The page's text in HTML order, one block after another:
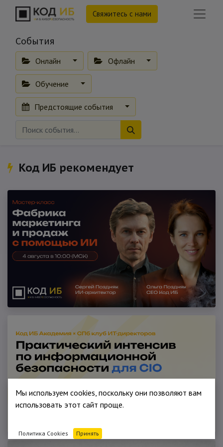
Свяжитесь с нами
События
Онлайн Офлайн
Обучение
Предстоящие события
Код ИБ рекомендует
Мы используем cookies, поскольку они позволяют вам
использовать этот сайт проще.
Политика Cookies Принять